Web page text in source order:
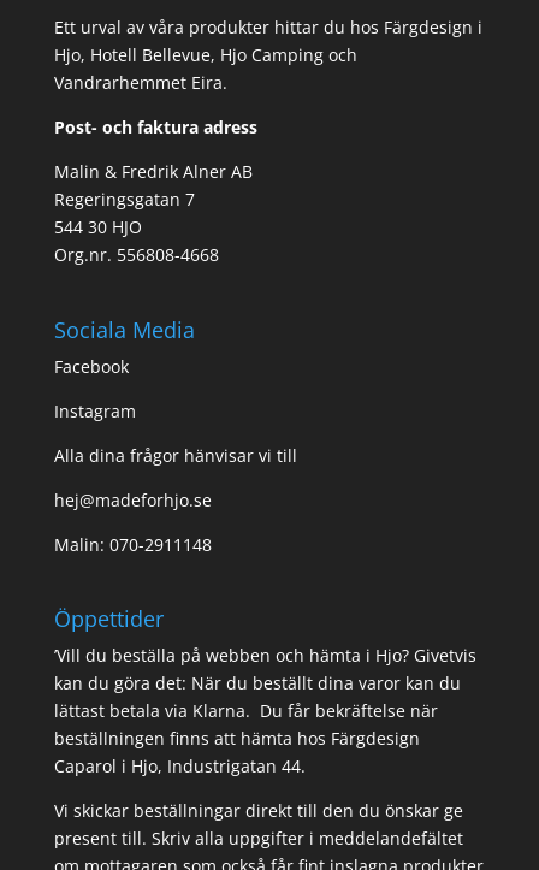
Ett urval av våra produkter hittar du hos Färgdesign i
Hjo, Hotell Bellevue, Hjo Camping och
Vandrarhemmet Eira.
Post- och faktura adress
Malin & Fredrik Alner AB
Regeringsgatan 7
544 30 HJO
Org.nr. 556808-4668
Sociala Media
Facebook
Instagram
Alla dina frågor hänvisar vi till
hej@madeforhjo.se
Malin: 070-2911148
Öppettider
’Vill du beställa på webben och hämta i Hjo? Givetvis
kan du göra det: När du beställt dina varor kan du
lättast betala via Klarna. Du får bekräftelse när
beställningen finns att hämta hos Färgdesign
Caparol i Hjo, Industrigatan 44.
Vi skickar beställningar direkt till den du önskar ge
present till. Skriv alla uppgifter i meddelandefältet